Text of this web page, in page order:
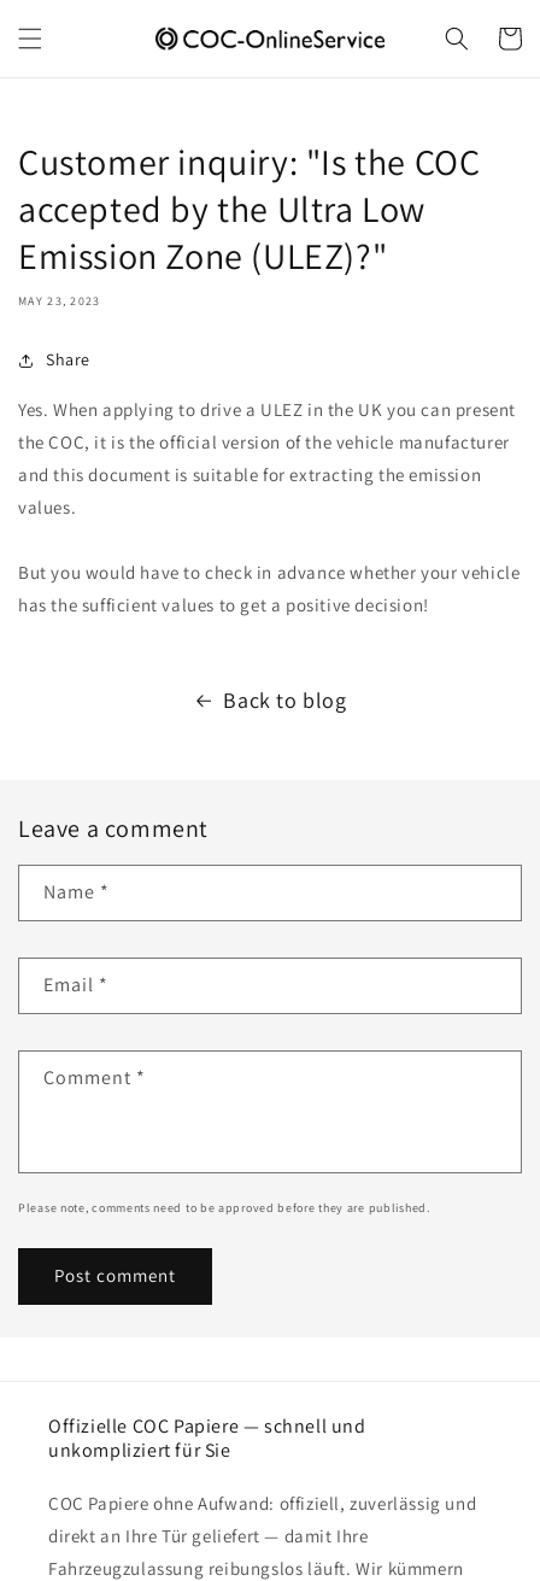
content
Cart
Customer inquiry: "Is the COC
accepted by the Ultra Low
Emission Zone (ULEZ)?"
MAY 23, 2023
Share
Yes. When applying to drive a ULEZ in the UK you can present
the COC, it is the official version of the vehicle manufacturer
and this document is suitable for extracting the emission
values.
But you would have to check in advance whether your vehicle
has the sufficient values to get a positive decision!
Back to blog
Leave a comment
Name *
Email *
Comment *
Please note, comments need to be approved before they are published.
Offizielle COC Papiere — schnell und
unkompliziert für Sie
COC Papiere ohne Aufwand: offiziell, zuverlässig und
direkt an Ihre Tür geliefert — damit Ihre
Fahrzeugzulassung reibungslos läuft. Wir kümmern